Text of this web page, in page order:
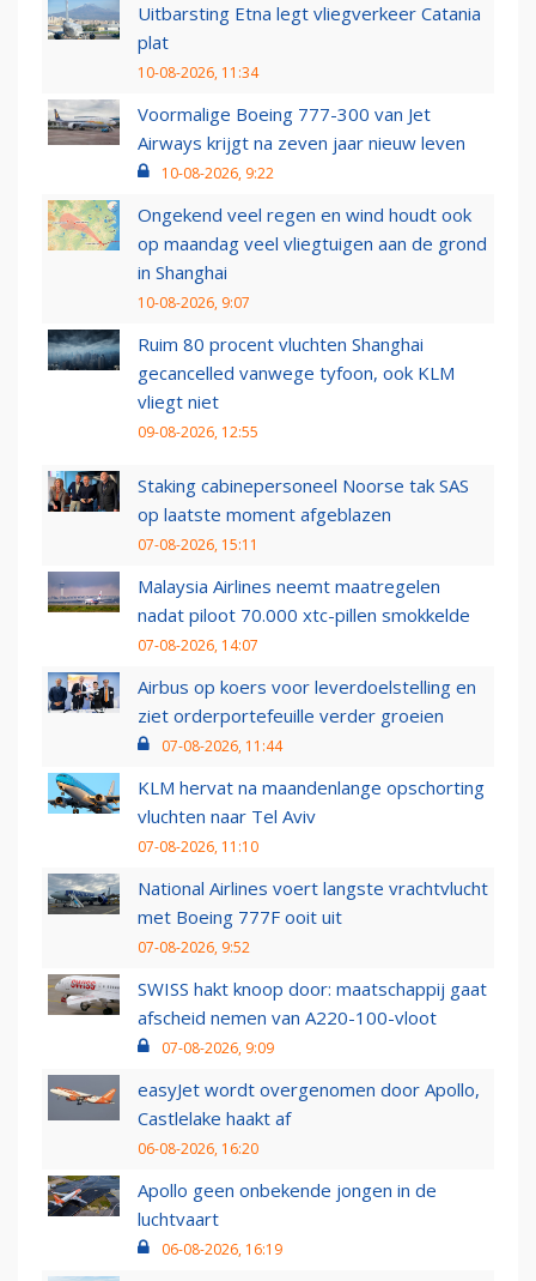
Uitbarsting Etna legt vliegverkeer Catania
plat
10-08-2026, 11:34
Voormalige Boeing 777-300 van Jet
Airways krijgt na zeven jaar nieuw leven
10-08-2026, 9:22
Ongekend veel regen en wind houdt ook
op maandag veel vliegtuigen aan de grond
in Shanghai
10-08-2026, 9:07
Ruim 80 procent vluchten Shanghai
gecancelled vanwege tyfoon, ook KLM
vliegt niet
09-08-2026, 12:55
Staking cabinepersoneel Noorse tak SAS
op laatste moment afgeblazen
07-08-2026, 15:11
Malaysia Airlines neemt maatregelen
nadat piloot 70.000 xtc-pillen smokkelde
07-08-2026, 14:07
Airbus op koers voor leverdoelstelling en
ziet orderportefeuille verder groeien
07-08-2026, 11:44
KLM hervat na maandenlange opschorting
vluchten naar Tel Aviv
07-08-2026, 11:10
National Airlines voert langste vrachtvlucht
met Boeing 777F ooit uit
07-08-2026, 9:52
SWISS hakt knoop door: maatschappij gaat
afscheid nemen van A220-100-vloot
07-08-2026, 9:09
easyJet wordt overgenomen door Apollo,
Castlelake haakt af
06-08-2026, 16:20
Apollo geen onbekende jongen in de
luchtvaart
06-08-2026, 16:19